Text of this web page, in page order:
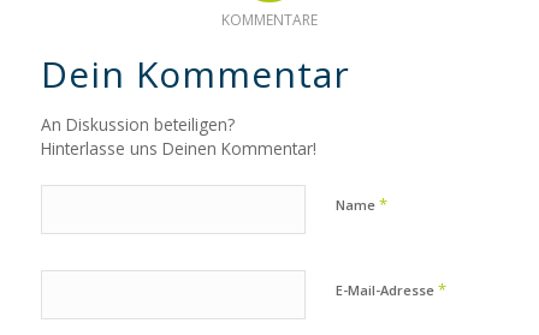
KOMMENTARE
Dein Kommentar
An Diskussion beteiligen?
Hinterlasse uns Deinen Kommentar!
Name *
E-Mail-Adresse *